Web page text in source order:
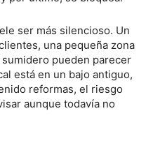
ser más silencioso. Un
una pequeña zona
pueden parecer
está en un bajo antiguo,
reformas, el riesgo
aunque todavía no